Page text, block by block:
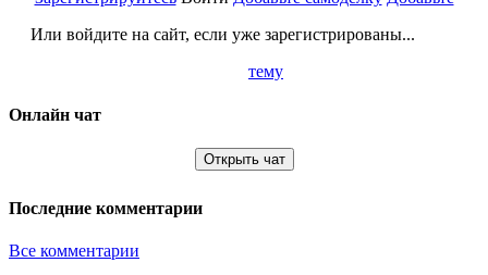
Или войдите на сайт, если уже зарегистрированы...
тему
Онлайн чат
Открыть чат
Последние комментарии
Все комментарии